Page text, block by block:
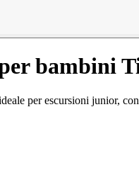
bambini
per escursioni junior,